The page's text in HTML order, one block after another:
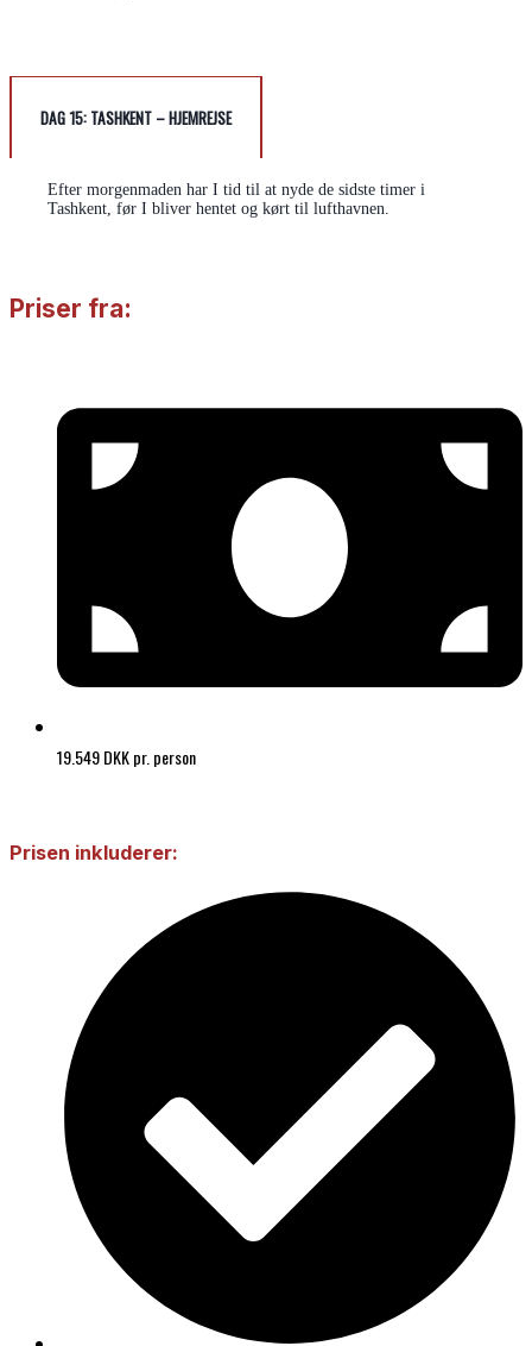
DAG 15: TASHKENT – HJEMREJSE
Efter morgenmaden har I tid til at nyde de sidste timer i
Tashkent, før I bliver hentet og kørt til lufthavnen.
Priser fra:
19.549 DKK pr. person
Prisen inkluderer: